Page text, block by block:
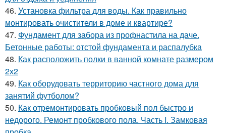
46. Установка фильтра для воды. Как правильно
монтировать очистители в доме и квартире?
47. Фундамент для забора из профнастила на даче.
Бетонные работы: отстой фундамента и распалубка
48. Как расположить полки в ванной комнате размером
2х2
49. Как оборудовать территорию частного дома для
занятий футболом?
50. Как отремонтировать пробковый пол быстро и
недорого. Ремонт пробкового пола. Часть I. Замковая